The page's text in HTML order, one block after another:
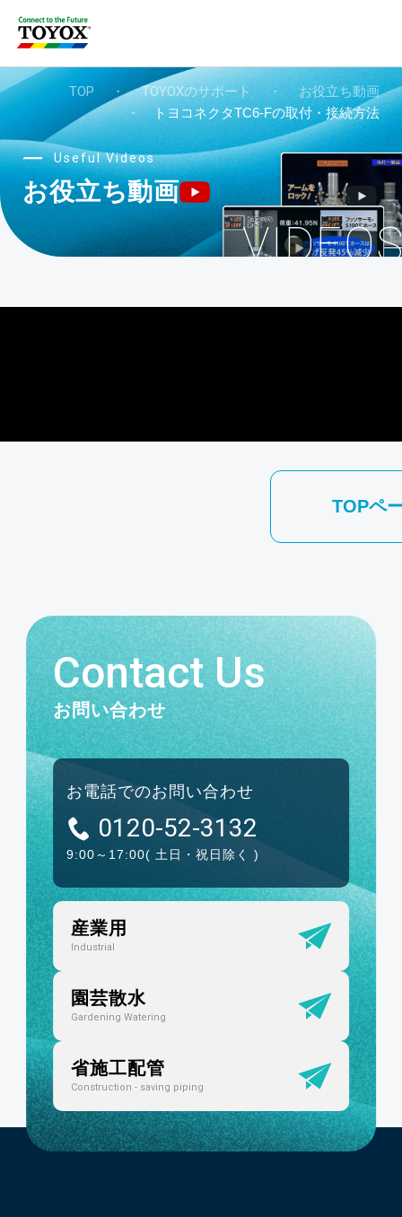
TOP ・ TOYOXのサポート ・
お役立ち動画
・
トヨコネクタTC6-Fの取付・接続方法
Useful Videos
お役立ち動画
TOPペ
Contact Us
お問い合わせ
お電話でのお問い合わせ
0120-52-3132
9:00～17:00( 土日・祝日除く )
産業用
Industrial
園芸散水
Gardening Watering
省施工配管
Construction - saving piping